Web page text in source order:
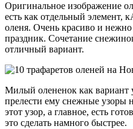
Оригинальное изображение
есть как отдельный элемент,
оленя. Очень красиво и
праздник. Сочетание
отличный вариант.
Милый олененок как вариант
прелести ему снежные узоры
этот узор, а главное, есть
это сделать намного быстрее.